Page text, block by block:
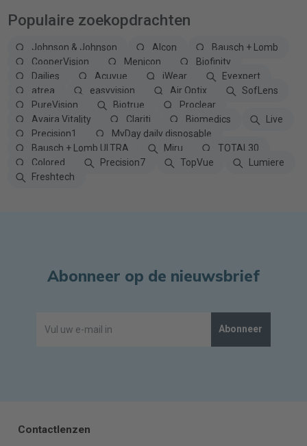
Populaire zoekopdrachten
Johnson & Johnson Alcon
Bausch + Lomb
CooperVision
Menicon
Biofinity
Dailies
Acuvue iWear
Eyexpert
atrea
easyvision Air Optix
SofLens
PureVision
Biotrue
Proclear
Avaira Vitality
Clariti Biomedics
Live
Precision1
MyDay daily disposable
Bausch + Lomb ULTRA
Miru
TOTAL30
Colored
Precision7 TopVue
Lumiere
Freshtech
Abonneer op de nieuwsbrief
Abonneer
Contactlenzen